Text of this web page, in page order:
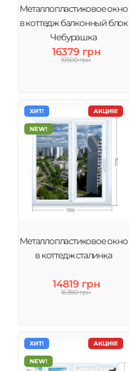
Металлопластиковое окно
в коттедж балконный блок
Чебурашка
16379 грн
19500 грн
АКЦИЯ!
ХИТ!
NEW!
Металлопластиковое окно
в коттедж сталинка
14819 грн
16380 грн
АКЦИЯ!
ХИТ!
NEW!